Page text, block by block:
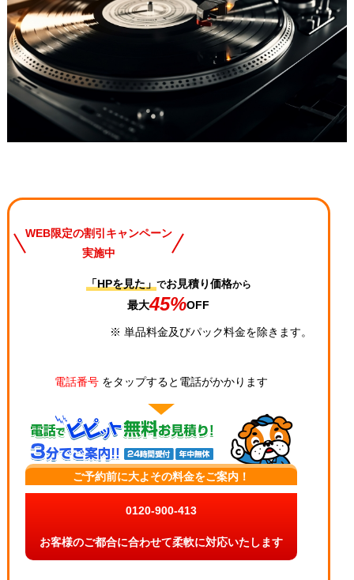
WEB限定の割引キャンペーン
実施中
「HPを見た」 でお見積り価格から
最大45%OFF
※ 単品料金及びパック料金を除きます。
電話番号 をタップすると電話がかかります
ご予約前に大よその料金をご案内！
0120-900-413
お客様のご都合に合わせて柔軟に対応いたします